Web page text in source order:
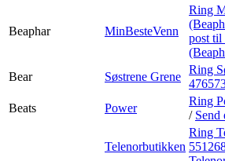
Beaphar MinBesteVenn
Ring
post til
Bear
Søstrene Grene
Ring
Beats
Power
Ring
/ Send
Telenorbutikken
Ring